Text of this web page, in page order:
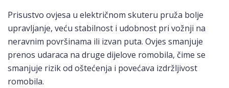
Prisustvo ovjesa u električnom skuteru pruža bolje
upravljanje, veću stabilnost i udobnost pri vožnji na
neravnim površinama ili izvan puta. Ovjes smanjuje
prenos udaraca na druge dijelove romobila, čime se
smanjuje rizik od oštećenja i povećava izdržljivost
romobila.